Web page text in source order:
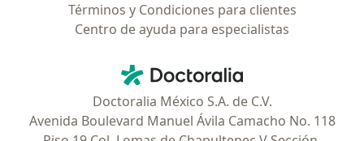
Términos y Condiciones para clientes
Centro de ayuda para especialistas
Doctoralia - Página de inicio
Doctoralia México S.A. de C.V.
Avenida Boulevard Manuel Ávila Camacho No. 118